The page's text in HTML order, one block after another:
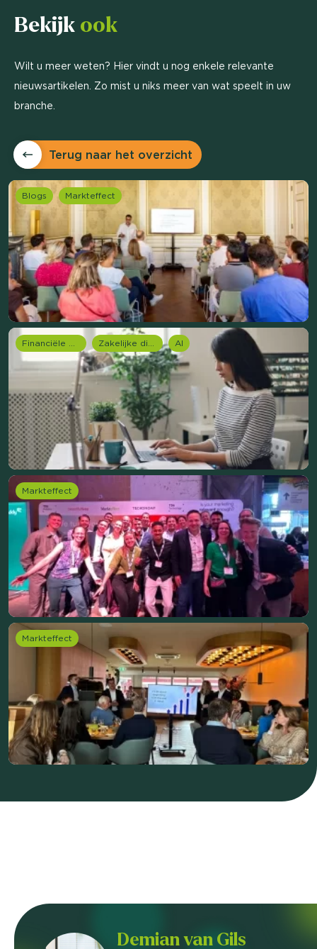
Bekijk ook
Wilt u meer weten? Hier vindt u nog enkele relevante
nieuwsartikelen. Zo mist u niks meer van wat speelt in uw
branche.
Terug naar het overzicht
Blogs Markteffect
AI
Markteffect
Markteffect
Demian van Gils